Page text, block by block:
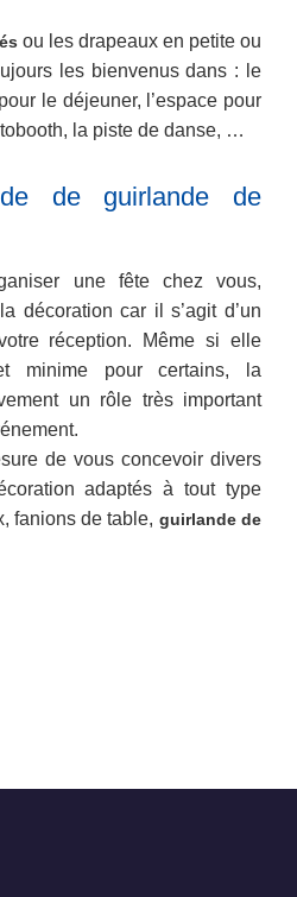
ou les drapeaux en petite ou
les bienvenus dans : le
le déjeuner, l’espace pour
la piste de danse, …
de guirlande de
une fête chez vous,
décoration car il s’agit d’un
réception. Même si elle
minime pour certains, la
un rôle très important
de vous concevoir divers
adaptés à tout type
fanions de table, guirlande de